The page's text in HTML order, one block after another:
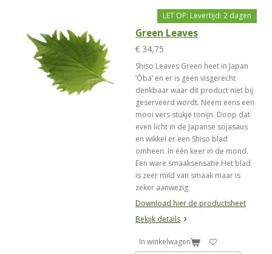
LET OP: Levertijd: 2 dagen
Green Leaves
€ 34,75
Shiso Leaves Green heet in Japan
‘Ōba’ en er is geen visgerecht
denkbaar waar dit product niet bij
geserveerd wordt. Neem eens een
mooi vers stukje tonijn. Doop dat
even licht in de Japanse sojasaus
en wikkel er een Shiso blad
omheen. In één keer in de mond.
Een ware smaaksensatie.Het blad
is zeer mild van smaak maar is
zeker aanwezig.
Download hier de productsheet
Bekijk details
In winkelwagen